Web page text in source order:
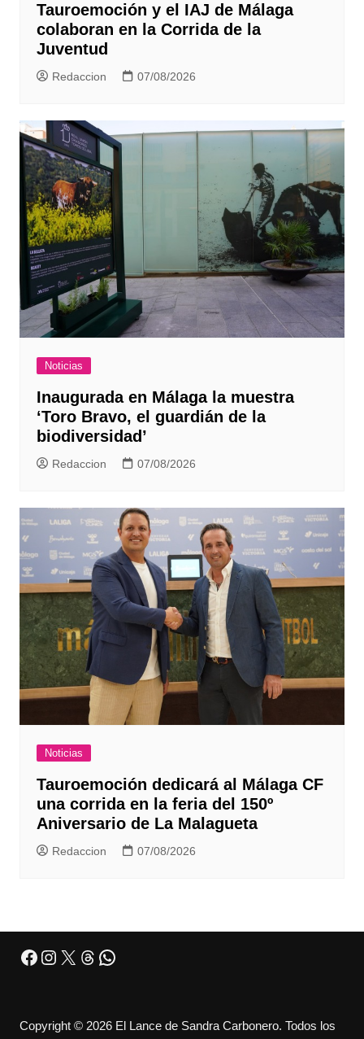
Tauroemoción y el IAJ de Málaga
colaboran en la Corrida de la
Juventud
Redaccion 07/08/2026
Noticias
Inaugurada en Málaga la muestra
‘Toro Bravo, el guardián de la
biodiversidad’
Redaccion 07/08/2026
Noticias
Tauroemoción dedicará al Málaga CF
una corrida en la feria del 150º
Aniversario de La Malagueta
Redaccion 07/08/2026
Facebook Instagram X Threads WhatsApp
Copyright © 2026 El Lance de Sandra Carbonero. Todos los